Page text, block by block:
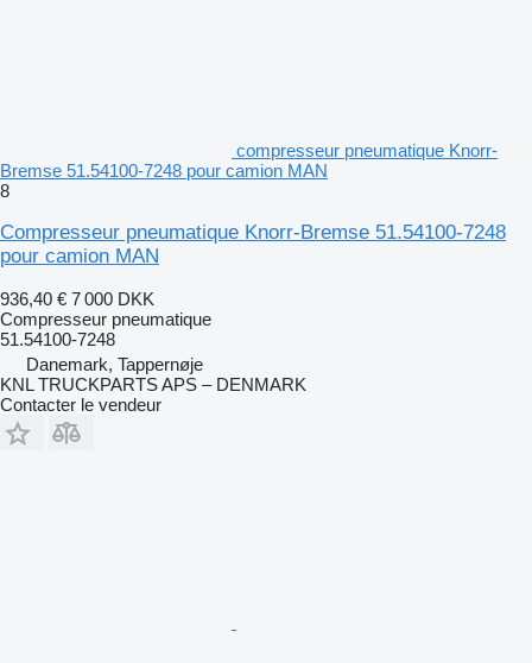
compresseur pneumatique Knorr-
Bremse 51.54100-7248 pour camion MAN
8
Compresseur pneumatique Knorr-Bremse 51.54100-7248
pour camion MAN
936,40 € 7 000 DKK
Compresseur pneumatique
51.54100-7248
Danemark, Tappernøje
KNL TRUCKPARTS APS – DENMARK
Contacter le vendeur